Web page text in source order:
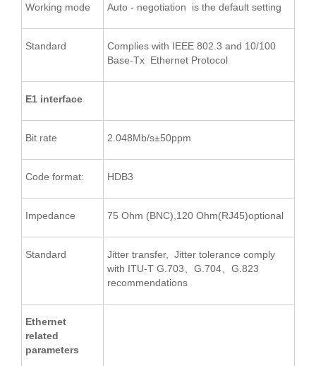
Working mode Auto - negotiation is the default setting
Standard
Complies with IEEE 802.3 and 10/100
Base-Tx Ethernet Protocol
E1 interface
Bit rate 2.048Mb/s±50ppm
Code format: HDB3
Impedance 75 Ohm (BNC),120 Ohm(RJ45)optional
Standard
Jitter transfer, Jitter tolerance comply
with ITU-T G.703、G.704、G.823
recommendations
Ethernet
related
parameters